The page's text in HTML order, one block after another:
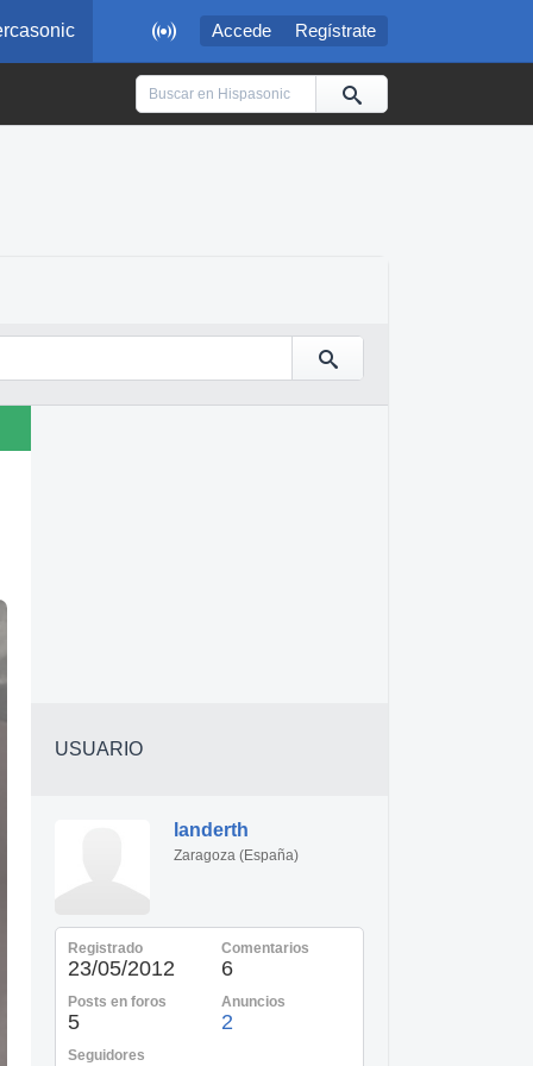
 Accede Regístrate
USUARIO
landerth
Zaragoza (España)
Registrado
23/05/2012
Comentarios
6
Posts en foros
5
Anuncios
2
Seguidores